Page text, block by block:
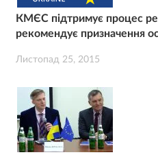
КМЄС підтримує процес
рекомендує призначення
Листопад 25, 2015